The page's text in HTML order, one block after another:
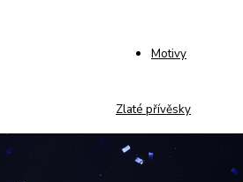
Motivy
Zlaté přívěsky